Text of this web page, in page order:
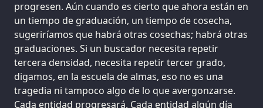
progresen. Aún cuando es cierto que ahora están en
un tiempo de graduación, un tiempo de cosecha,
sugeriríamos que habrá otras cosechas; habrá otras
graduaciones. Si un buscador necesita repetir
tercera densidad, necesita repetir tercer grado,
digamos, en la escuela de almas, eso no es una
tragedia ni tampoco algo de lo que avergonzarse.
Cada entidad progresará. Cada entidad algún día